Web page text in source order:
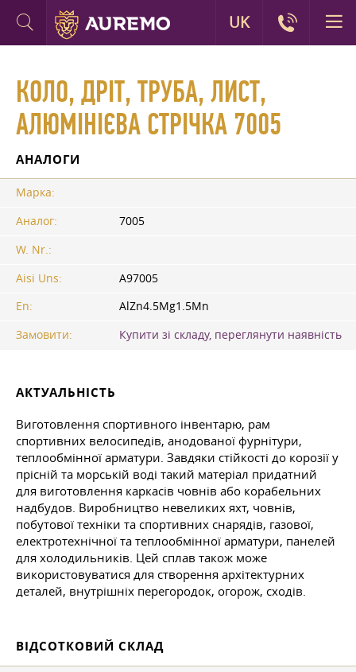
КОЛО, ДРІТ, ТРУБА, ЛИСТ,
АЛЮМІНІЄВА СТРІЧКА 7005
АНАЛОГИ
Марка:
Аналог:
7005
W. Nr.:
Aisi Uns:
A97005
En:
AlZn4.5Mg1.5Mn
Замовити:
Купити зі складу, переглянути наявність
АКТУАЛЬНІСТЬ
Виготовлення спортивного інвентарю, рам
спортивних велосипедів, анодованої фурнітури,
теплообмінної арматури. Завдяки стійкості до корозії у
прісній та морській воді такий матеріал придатний
для виготовлення каркасів човнів або корабельних
надбудов. Виробництво невеликих яхт, човнів,
побутової техніки та спортивних снарядів, газової,
електротехнічної та теплообмінної арматури, панелей
для холодильників. Цей сплав також може
використовуватися для створення архітектурних
деталей, внутрішніх перегородок, огорож, сходів.
ВІДСОТКОВИЙ СКЛАД
UK